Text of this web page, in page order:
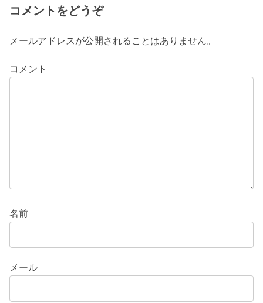
コメントをどうぞ
メールアドレスが公開されることはありません。
コメント
名前
メール